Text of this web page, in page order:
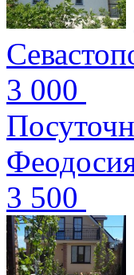
3 000
3 500